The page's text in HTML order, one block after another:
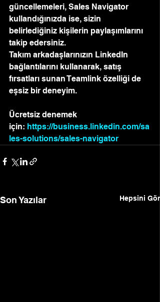
güncellemeleri, Sales Navigator
kullandığınızda ise, sizin
belirlediğiniz kişilerin paylaşımlarını
takip edersiniz.
Takım arkadaşlarınızın LinkedIn
bağlantılarını kullanarak, satış
fırsatları sunan Teamlink özelliği de
eşsiz bir deneyim.
Ücretsiz denemek
için: https://business.linkedin.com/sa
les-solutions/sales-navigator
Son Yazılar Hepsini Gör